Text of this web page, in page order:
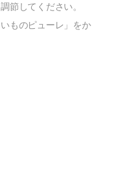
節してください。
ものピューレ」をか